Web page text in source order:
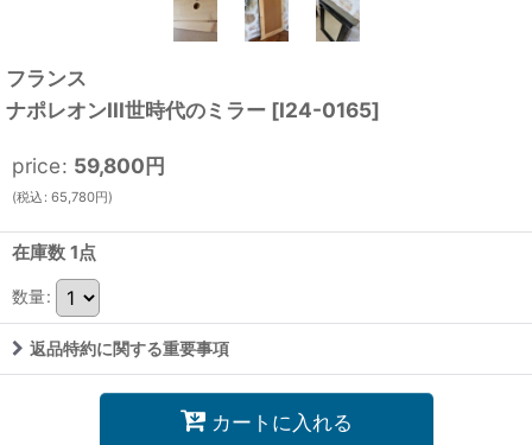
フランス
ナポレオンIII世時代のミラー [I24-0165]
price: 59,800円
(税込 : 65,780円)
在庫数 1点
数量:
返品特約に関する重要事項
カートに入れる